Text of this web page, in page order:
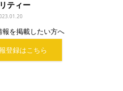
ティー
報を掲載したい方へ
登録はこちら